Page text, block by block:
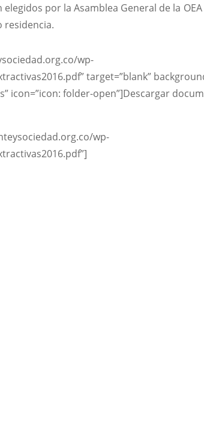
por la Asamblea General de la
residencia.
wp-
target=”blank”
icon=”icon: folder-open”]Descargar
wp-